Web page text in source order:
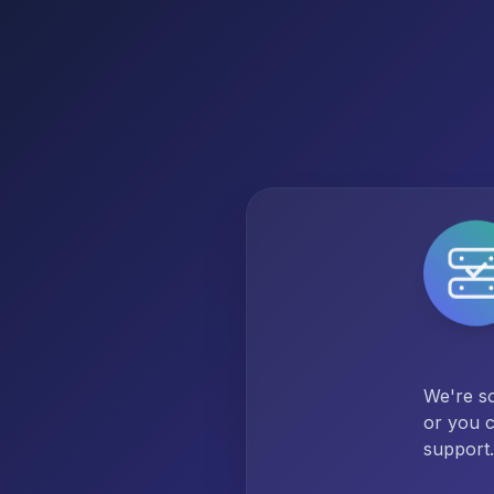
We're
or you
support.